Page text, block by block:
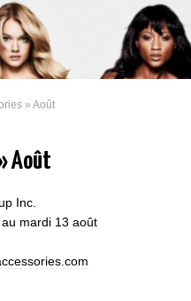
» Août
Août
Inc.
mardi 13 août